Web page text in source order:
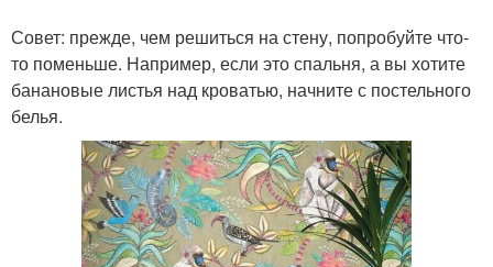
Совет: прежде, чем решиться на стену, попробуйте что-
то поменьше. Например, если это спальня, а вы хотите
банановые листья над кроватью, начните с постельного
белья.